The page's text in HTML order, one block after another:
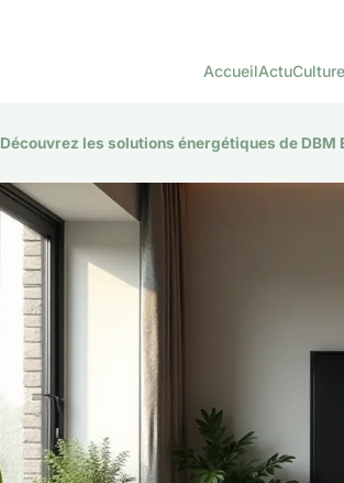
AccueilActuCulture
Découvrez les solutions énergétiques de DBM